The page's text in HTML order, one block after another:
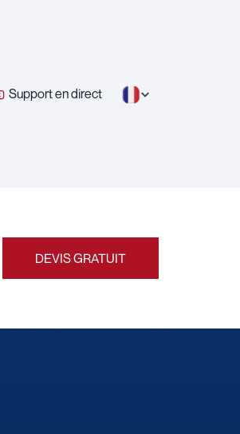
Support en direct
DEVIS GRATUIT